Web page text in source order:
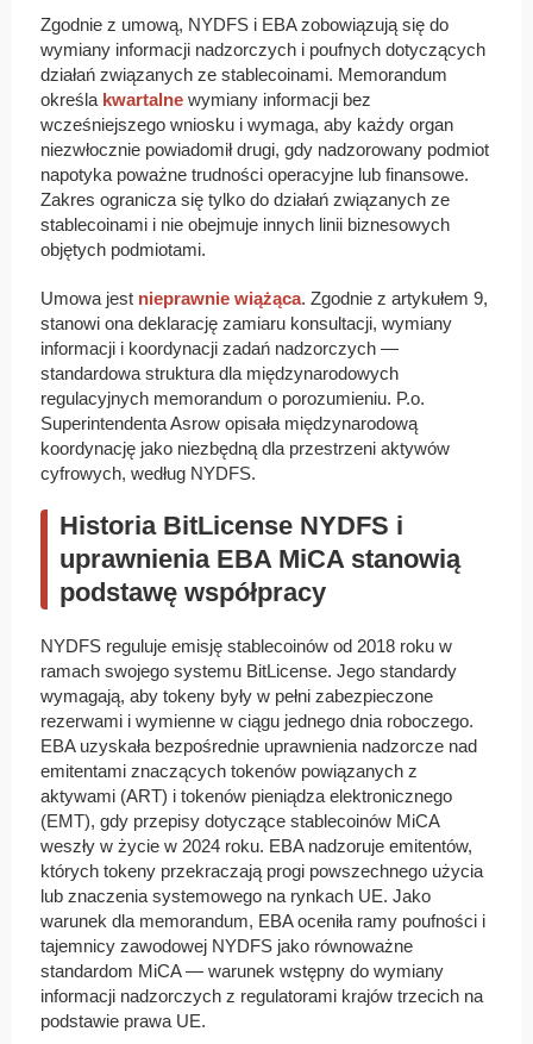
Zgodnie z umową, NYDFS i EBA zobowiązują się do
wymiany informacji nadzorczych i poufnych dotyczących
działań związanych ze stablecoinami. Memorandum
określa kwartalne wymiany informacji bez
wcześniejszego wniosku i wymaga, aby każdy organ
niezwłocznie powiadomił drugi, gdy nadzorowany podmiot
napotyka poważne trudności operacyjne lub finansowe.
Zakres ogranicza się tylko do działań związanych ze
stablecoinami i nie obejmuje innych linii biznesowych
objętych podmiotami.
Umowa jest nieprawnie wiążąca. Zgodnie z artykułem 9,
stanowi ona deklarację zamiaru konsultacji, wymiany
informacji i koordynacji zadań nadzorczych —
standardowa struktura dla międzynarodowych
regulacyjnych memorandum o porozumieniu. P.o.
Superintendenta Asrow opisała międzynarodową
koordynację jako niezbędną dla przestrzeni aktywów
cyfrowych, według NYDFS.
Historia BitLicense NYDFS i
uprawnienia EBA MiCA stanowią
podstawę współpracy
NYDFS reguluje emisję stablecoinów od 2018 roku w
ramach swojego systemu BitLicense. Jego standardy
wymagają, aby tokeny były w pełni zabezpieczone
rezerwami i wymienne w ciągu jednego dnia roboczego.
EBA uzyskała bezpośrednie uprawnienia nadzorcze nad
emitentami znaczących tokenów powiązanych z
aktywami (ART) i tokenów pieniądza elektronicznego
(EMT), gdy przepisy dotyczące stablecoinów MiCA
weszły w życie w 2024 roku. EBA nadzoruje emitentów,
których tokeny przekraczają progi powszechnego użycia
lub znaczenia systemowego na rynkach UE. Jako
warunek dla memorandum, EBA oceniła ramy poufności i
tajemnicy zawodowej NYDFS jako równoważne
standardom MiCA — warunek wstępny do wymiany
informacji nadzorczych z regulatorami krajów trzecich na
podstawie prawa UE.